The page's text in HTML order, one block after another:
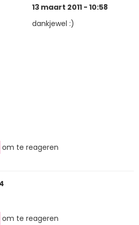
13 maart 2011 - 10:58
dankjewel :)
om te reageren
om te reageren